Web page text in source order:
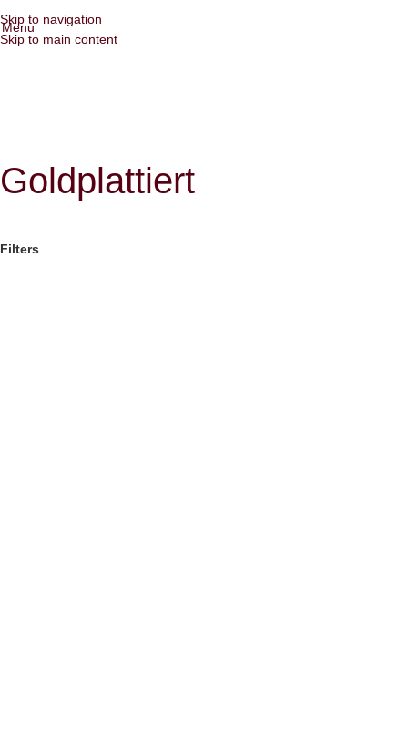
Skip to navigation
Skip to main content
Menu
Goldplattiert
Filters